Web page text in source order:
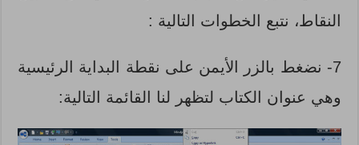
النقاط، نتبع الخطوات التالية :
7- نضغط بالزر الأيمن على نقطة البداية الرئيسية
وهي عنوان الكتاب لتظهر لنا القائمة التالية: